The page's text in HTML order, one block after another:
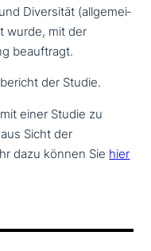
Diversität (all­ge­mei­
wurde, mit der
beauftragt.
der Studie.
einer Studie zu
Sicht der
dazu können Sie hier